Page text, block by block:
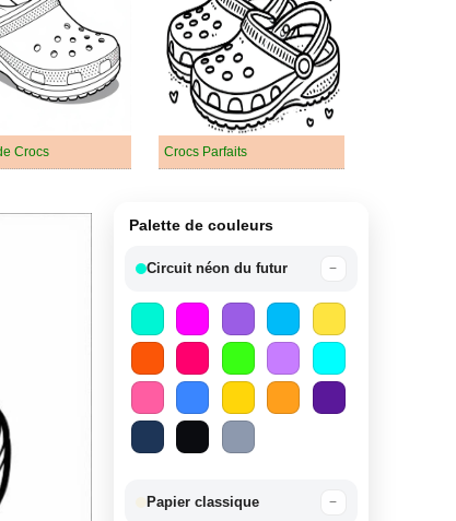
Crocs Crocs Parfaits
Palette de couleurs
Circuit néon du futur −
Papier classique −